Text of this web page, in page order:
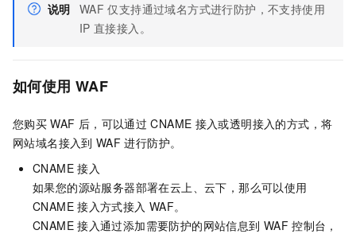
说明 WAF 仅支持通过域名方式进行防护，不支持使用
IP 直接接入。
如何使用 WAF
您购买 WAF 后，可以通过 CNAME 接入或透明接入的方式，将
网站域名接入到 WAF 进行防护。
CNAME 接入
如果您的源站服务器部署在云上、云下，那么可以使用
CNAME 接入方式接入 WAF。
CNAME 接入通过添加需要防护的网站信息到 WAF 控制台，